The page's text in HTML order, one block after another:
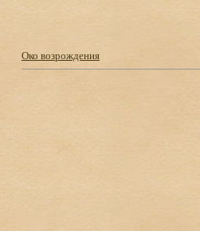
Око возрождения